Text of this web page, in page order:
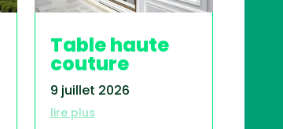
Table haute
couture
9 juillet 2026
lire plus